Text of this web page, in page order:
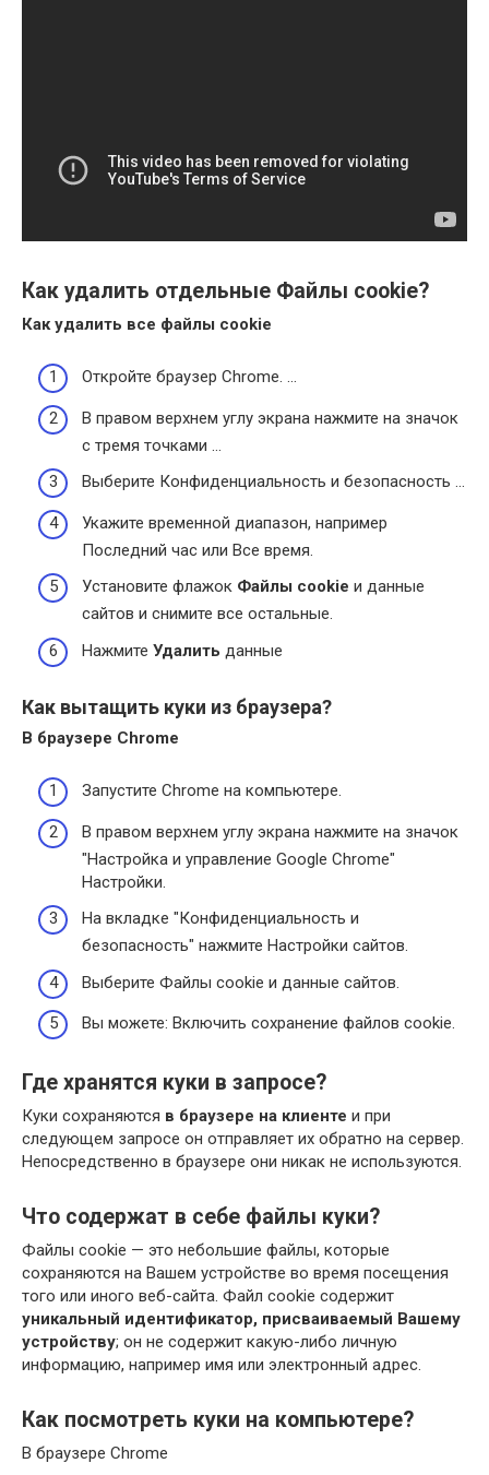
Как удалить отдельные Файлы cookie?
Как удалить все файлы cookie
Откройте браузер Chrome. …
В правом верхнем углу экрана нажмите на значок
с тремя точками …
Выберите Конфиденциальность и безопасность …
Укажите временной диапазон, например
Последний час или Все время.
Установите флажок Файлы cookie и данные
сайтов и снимите все остальные.
Нажмите Удалить данные
Как вытащить куки из браузера?
В браузере Chrome
Запустите Chrome на компьютере.
В правом верхнем углу экрана нажмите на значок
"Настройка и управление Google Chrome"
Настройки.
На вкладке "Конфиденциальность и
безопасность" нажмите Настройки сайтов.
Выберите Файлы cookie и данные сайтов.
Вы можете: Включить сохранение файлов cookie.
Где хранятся куки в запросе?
Куки сохраняются в браузере на клиенте и при
следующем запросе он отправляет их обратно на сервер.
Непосредственно в браузере они никак не используются.
Что содержат в себе файлы куки?
Файлы cookie — это небольшие файлы, которые
сохраняются на Вашем устройстве во время посещения
того или иного веб-сайта. Файл cookie содержит
уникальный идентификатор, присваиваемый Вашему
устройству; он не содержит какую-либо личную
информацию, например имя или электронный адрес.
Как посмотреть куки на компьютере?
В браузере Chrome